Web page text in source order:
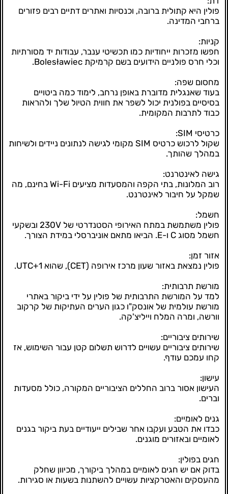
פולין היא קתולית ברובה, וכנסיות ואתרים דתיים רבים פזורים
ברחבי המדינה.
קניות:
חפשו מזכרות ייחודיות כמו תכשיטי ענבר, עבודות יד מסורתיות
וכלי חרס פולניים הידועים בשם קרמיקת Bolesławiec.
מחסום שפה:
בעוד שאנגלית מדוברת באופן נרחב, לימוד כמה ביטויים
בסיסיים בפולנית יכול לשפר את חווית הטיול שלך ולהראות
כבוד לתרבות המקומית.
כרטיסי SIM:
שקול לרכוש כרטיס SIM מקומי לגישה לנתונים ניידים ולשיחות
במהלך שהותך.
גישה לאינטרנט:
רוב המלונות, בתי הקפה והמסעדות מציעים Wi-Fi בחינם, מה
שמקל על חיבור לאינטרנט.
חשמל:
פולין משתמשת במתח האירופי הסטנדרטי של 230V ובשקעי
חשמל מסוג C ו-E. הביאו מתאם אוניברסלי במידת הצורך.
אזור זמן:
פולין נמצאת באזור שעון מרכז אירופה (CET), שהוא UTC+1.
מורשת תרבותית:
למד על המורשת התרבותית של פולין על ידי ביקור באתרי
מורשת עולמית של אונסק"ו כגון הערים העתיקות של קרקוב
וורשה, ומרה המלח וייליצ'קה.
שירותים ציבוריים:
שירותים ציבוריים עשויים לדרוש תשלום קטן עבור השימוש, אז
קחו עמכם עודף.
עישון:
העישון אסור ברוב החללים הציבוריים המקורה, כולל מסעדות
וברים.
גנים לאומיים:
כבדו את הטבע ועקבו אחר שבילים ייעודיים בעת ביקור בגנים
לאומיים ובאזורים מוגנים.
חגים בפולין:
בדוק אם יש חגים לאומיים במהלך ביקורך, מכיוון שחלק
מהעסקים והאטרקציות עשויים להשתנות בשעות או סגירות.